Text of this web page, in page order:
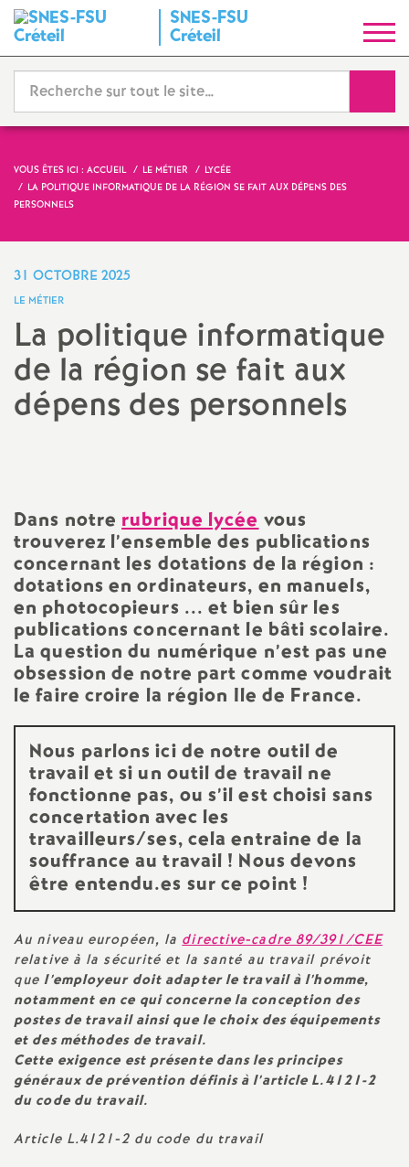
SNES-FSU
Créteil
y
n
d
t
N
i
o
n
a
l
d
e
s
E
n
s
e
VOUS ÊTES ICI : ACCUEIL LE MÉTIER
LYCÉE
LA POLITIQUE INFORMATIQUE DE LA RÉGION SE FAIT AUX DÉPENS DES
PERSONNELS
31 OCTOBRE 2025
LE MÉTIER
La politique informatique
de la région se fait aux
dépens des personnels
Dans notrerubrique lycéevous
trouverez l’ensemble des publications
concernant les dotations de la région :
dotations en ordinateurs, en manuels,
en photocopieurs ... et bien sûr les
publications concernant le bâti scolaire.
La question du numérique n’est pas une
obsession de notre part comme voudrait
le faire croire la région Ile de France.
Nous parlons ici de notre outil de
travail et si un outil de travail ne
fonctionne pas, ou s’il est choisi sans
concertation avec les
travailleurs/ses, cela entraine de la
souffrance au travail ! Nous devons
être entendu.es sur ce point !
Au niveau européen, ladirective-cadre 89/391/CEE
relative à la sécurité et la santé au travail prévoit
quel’employeur doit adapter le travail à l’homme,
notamment en ce qui concerne la conception des
postes de travail ainsi que le choix des équipements
et des méthodes de travail.
Cette exigence est présente dans les principes
généraux de prévention définis à l’article L.4121-2
du code du travail.
Article L.4121-2 du code du travail